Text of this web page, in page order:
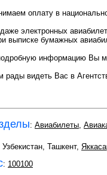
оплату в
электронных
выписке бумажных
информацию Вы
рады видеть Вас в
: Авиабилеты,
Узбекистан, Ташкент,
: 100100